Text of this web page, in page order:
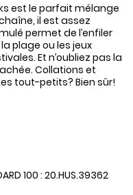
est le parfait mélange
il est assez
permet de l’enfiler
plage ou les jeux
Et n’oubliez pas la
Collations et
tout-petits? Bien sûr!
100 : 20.HUS.39362